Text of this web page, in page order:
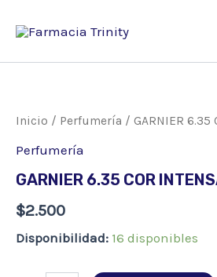
Inicio / Perfumería / GARNIER 6.35
Perfumería
GARNIER 6.35 COR
$2.500
Disponibilidad: 16 disponibles